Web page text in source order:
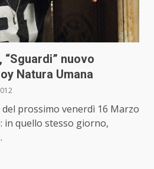
“Sguardi” nuovo
Natura Umana
prossimo venerdì 16 Marzo
in quello stesso giorno,